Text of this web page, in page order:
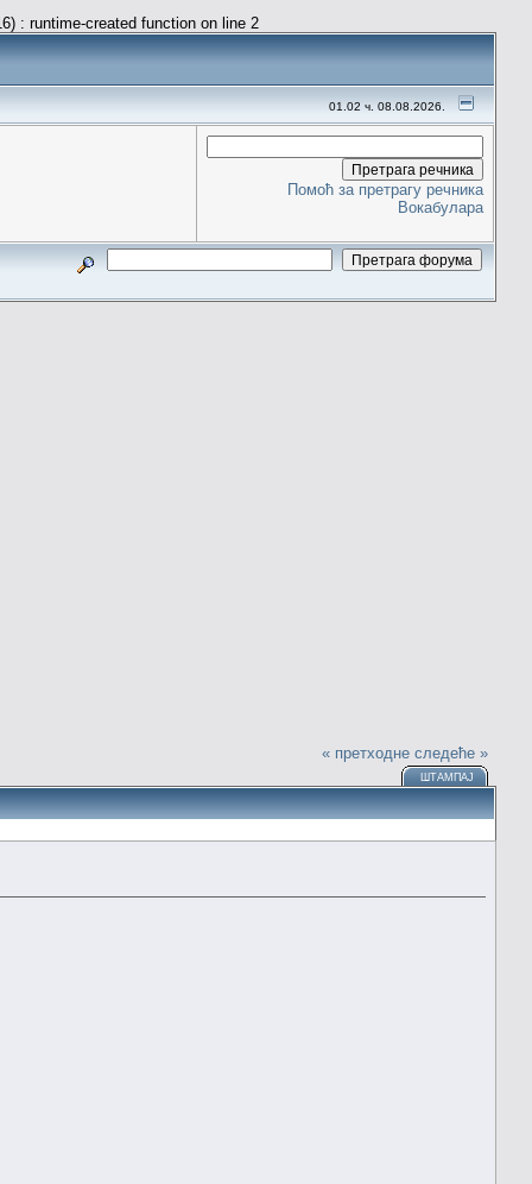
: runtime-created function on line 2
01.02 ч. 08.08.2026.
Помоћ за претрагу речника
Вокабулара
« претходне следеће »
ШТАМПАЈ